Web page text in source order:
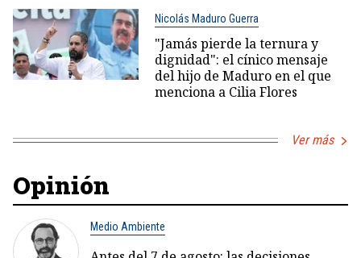
Nicolás Maduro Guerra
"Jamás pierde la ternura y
dignidad": el cínico mensaje
del hijo de Maduro en el que
menciona a Cilia Flores
Ver más
Opinión
Medio Ambiente